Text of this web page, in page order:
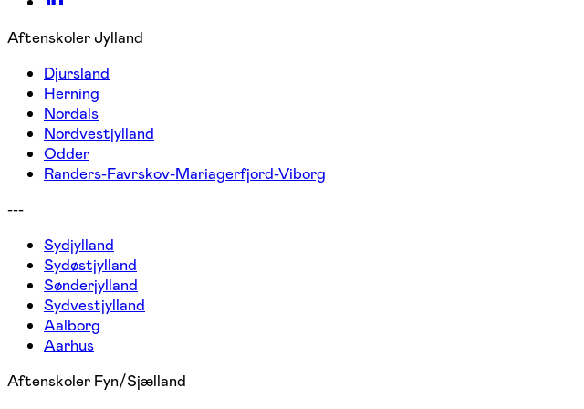
Aftenskoler Jylland
Djursland
Herning
Nordals
Nordvestjylland
Odder
Randers-Favrskov-Mariagerfjord-Viborg
---
Sydjylland
Sydøstjylland
Sønderjylland
Sydvestjylland
Aalborg
Aarhus
Aftenskoler Fyn/Sjælland